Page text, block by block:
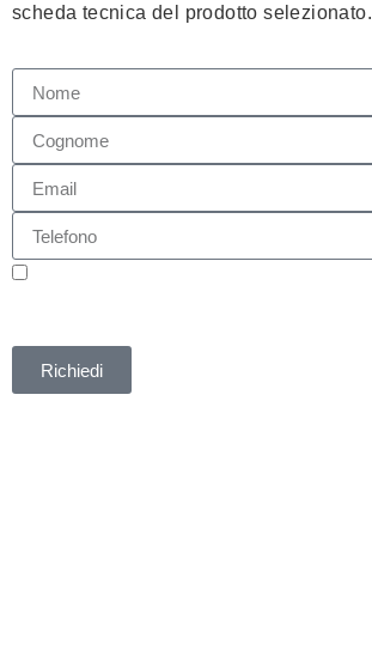
scheda tecnica del prodotto selezionato.
Richiedi